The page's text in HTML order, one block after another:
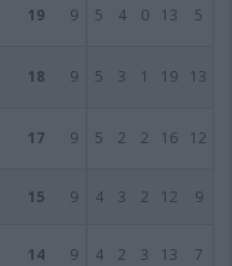
19 9 5 4 0 13 5
18 9 5 3 1 19 13
17 9 5 2 2 16 12
15 9 4 3 2 12 9
14 9 4 2 3 13 7